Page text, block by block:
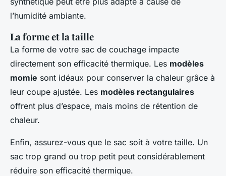
l’humidité ambiante.
La forme et la taille
La forme de votre sac de couchage impacte
directement son efficacité thermique. Les modèles
momie sont idéaux pour conserver la chaleur grâce à
leur coupe ajustée. Les modèles rectangulaires
offrent plus d’espace, mais moins de rétention de
chaleur.
Enfin, assurez-vous que le sac soit à votre taille. Un
sac trop grand ou trop petit peut considérablement
réduire son efficacité thermique.